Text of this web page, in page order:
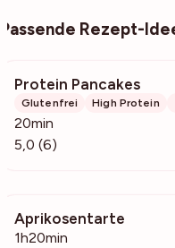
Passende Rezept-
Protein Pancakes
Glutenfrei High Protein
20min
5,0 (6)
Aprikosentarte
1h20min